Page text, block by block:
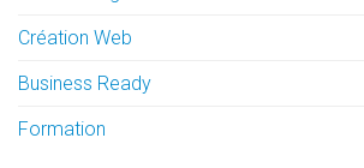
Création Web
Business Ready
Formation